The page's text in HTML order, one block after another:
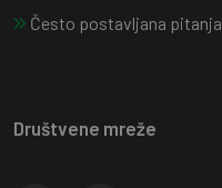
Često postavljana pitanja
Društvene mreže